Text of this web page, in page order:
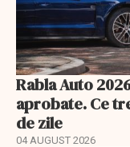
Rabla Auto
aprobate. Ce
de zile
04 AUGUST 2026